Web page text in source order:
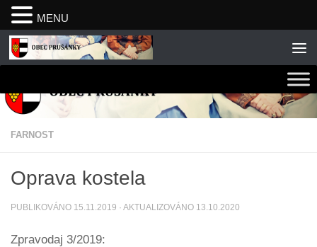
Skip to content
FARNOST
Oprava kostela
PUBLIKOVÁNO 15.11.2019 · AKTUALIZOVÁNO 13.10.2020
Zpravodaj 3/2019:
MENU